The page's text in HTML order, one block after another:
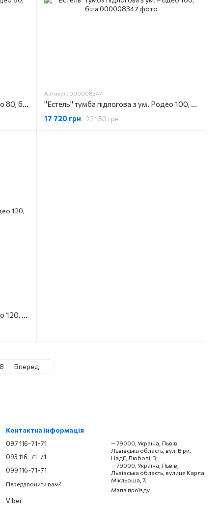
"Естель" тумба підлогова з ум. Родео 80, біла
Артикул: 000008347
"Естель" тумба підлогова з ум. Родео 100, біла
22 150 грн
17 720 грн
"Естель" тумба підлогова з ум. Родео 120, біла П.
Вперед
Контактна інформація
097 116-71-71
093 116-71-71
099 116-71-71
Передзвонити вам?
Viber
— 79000, Україна, Львів,
Львівська область, вул. Віри,
Надії, Любові, 3;
— 79000, Україна, Львів,
Львівська область, вулиця Карла
Мікльоша, 7.
Мапа проїзду